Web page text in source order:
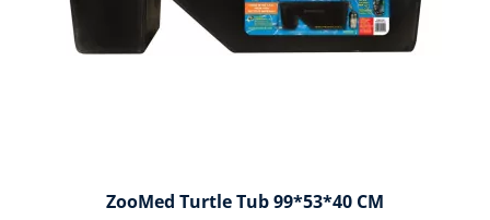
ZooMed Turtle Tub 99*53*40 CM